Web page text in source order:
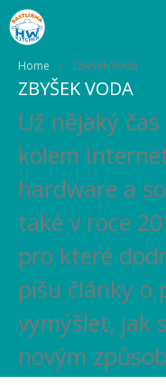
Webový magazín o
novinky i tutoriály pro
Home / Zbyšek Voda
ZBYŠEK VODA
Už nějaký
kolem
hardware a
také v roce
pro které
píšu články o
vymýšlet, jak
novým